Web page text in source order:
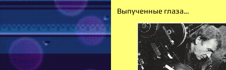
Выпученные глаза…